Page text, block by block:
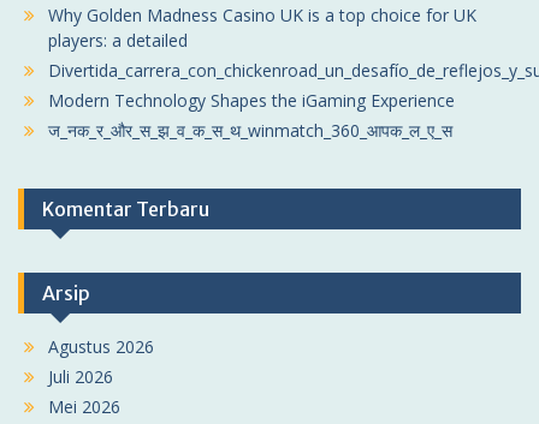
Why Golden Madness Casino UK is a top choice for UK
players: a detailed
Modern Technology Shapes the iGaming Experience
ज_नक_र_और_स_झ_व_क_स_थ_winmatch_360_आपक_ल_ए_स
Komentar Terbaru
Arsip
Agustus 2026
Juli 2026
Mei 2026